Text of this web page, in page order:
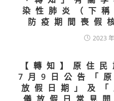
染性肺炎（下
防疫期間喪假
2023
【轉知】原住
7月9日公告「
放假日期」及